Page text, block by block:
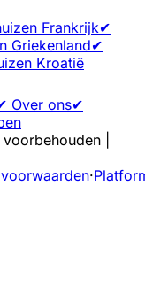
Frankrijk✔
Griekenland✔
Kroatië
Over ons✔
|
·